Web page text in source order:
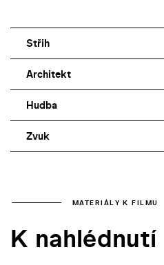
Střih
Architekt
Hudba
Zvuk
MATERIÁLY K FILMU
K nahlédnutí